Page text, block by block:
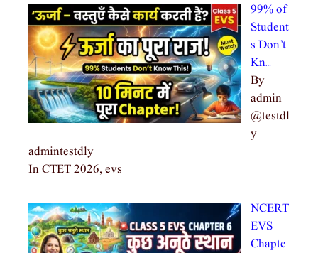
99% of
Student
s Don’t
Kn…
By
admin
@testdl
y
admintestdly
In CTET 2026, evs
NCERT
EVS
Chapte